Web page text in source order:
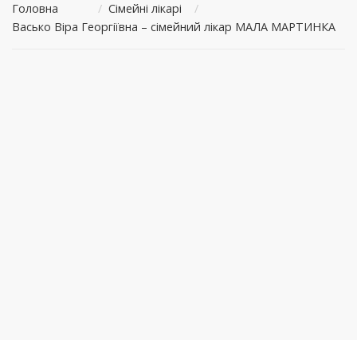
Головна / Сімейні лікарі
/
Васько Віра Георгіївна – сімейний лікар МАЛА МАРТИНКА